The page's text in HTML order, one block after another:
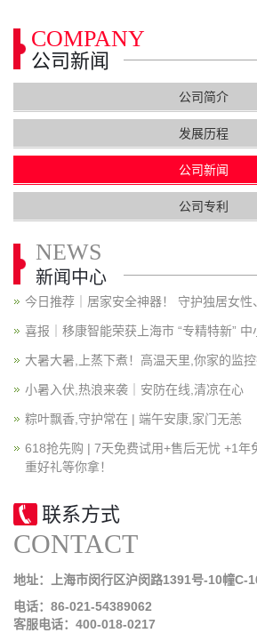
COMPANY
公司新闻
公司简介
发展历程
公司新闻
公司专利
NEWS
新闻中心
今日推荐｜居家安全神器！ 守护独居女
喜报｜移康智能荣获上海市 “专精特新” 中
大暑大暑,上蒸下煮！高温天里,你家的监控
小暑入伏,热浪来袭｜安防在线,清凉在心
粽叶飘香,守护常在 | 端午安康,家门无恙
618抢先购 | 7天免费试用+售后无忧 +1年
重好礼等你拿！
联系方式
CONTACT
地址：上海市闵行区沪闵路1391号-10幢C-
电话：86-021-54389062
客服电话：400-018-0217